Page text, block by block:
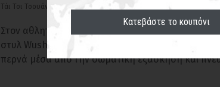
Τάι Τσι Τσουάν
Στον αθλητικό σύλλογο Α.Σ. Τρεις Θησαυροί
στυλ Wushu (kung fu). Η ανάπτυξη δεξιοτήτων
περνά μέσα από την σωματική εξάσκηση και
Κατεβάστε το κουπόνι